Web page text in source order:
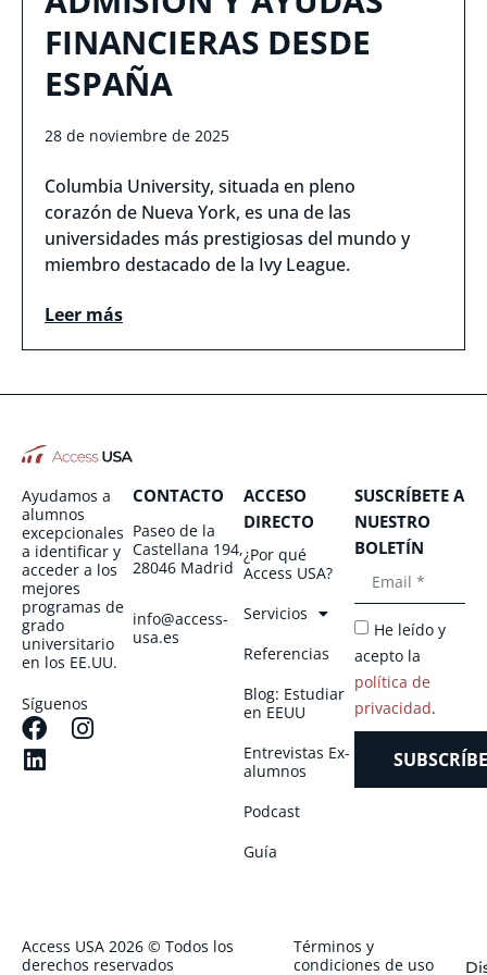
FINANCIERAS DESDE
ESPAÑA
28 de noviembre de 2025
Columbia University, situada en pleno
corazón de Nueva York, es una de las
universidades más prestigiosas del mundo y
miembro destacado de la Ivy League.
Leer más
Ayudamos a
alumnos
excepcionales
a identificar y
acceder a los
mejores
programas de
grado
universitario
en los EE.UU.
Síguenos
CONTACTO
Paseo de la
Castellana 194,
28046 Madrid
info@access-
usa.es
ACCESO
DIRECTO
¿Por qué
Access USA?
Servicios
Referencias
Blog: Estudiar
en EEUU
Entrevistas Ex-
alumnos
Podcast
Guía
SUSCRÍBETE A
NUESTRO
BOLETÍN
He leído y
acepto la
política de
privacidad.
Access USA 2026 © Todos los
derechos reservados
Términos y
condiciones de uso